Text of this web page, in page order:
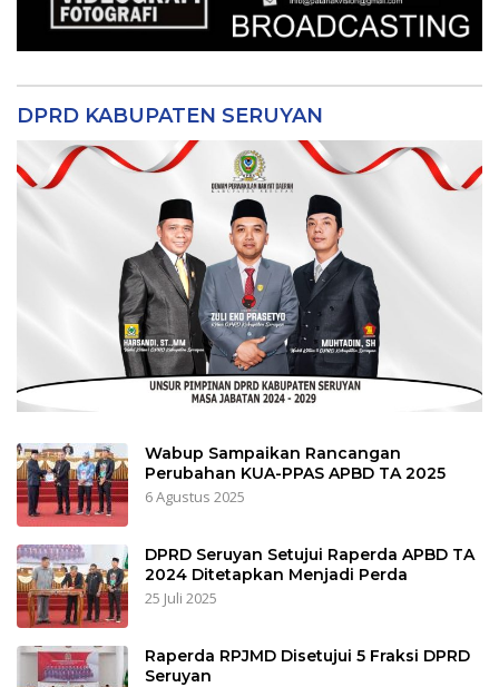
DPRD KABUPATEN SERUYAN
Wabup Sampaikan Rancangan
Perubahan KUA-PPAS APBD TA 2025
6 Agustus 2025
DPRD Seruyan Setujui Raperda APBD TA
2024 Ditetapkan Menjadi Perda
25 Juli 2025
Raperda RPJMD Disetujui 5 Fraksi DPRD
Seruyan